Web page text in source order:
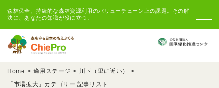
森林保全、持続的な森林資源利用のバリューチェーン上の課題。その解
決に、あなたの知識が役に立つ。
Home 適用ステージ
川下（里に近い）
「市場拡大 」カテゴリー 記事リスト